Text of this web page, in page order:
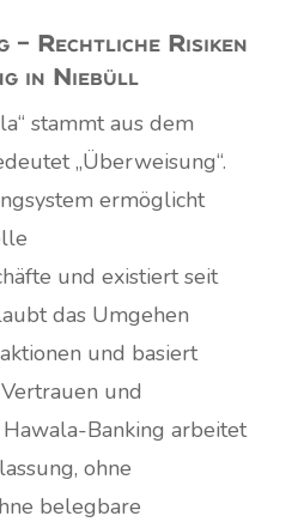
– Rechtliche Risiken
in Niebüll
stammt aus dem
„Überweisung“.
ermöglicht
und existiert seit
das Umgehen
und basiert
und
Banking arbeitet
ohne
belegbare